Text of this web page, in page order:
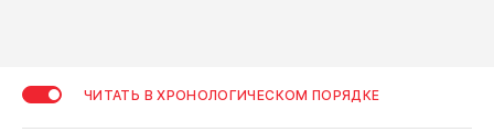
ЧИТАТЬ В ХРОНОЛОГИЧЕСКОМ ПОРЯДКЕ